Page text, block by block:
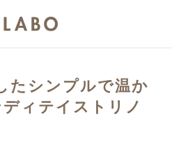
たシンプルで温か
ィテイストリノ